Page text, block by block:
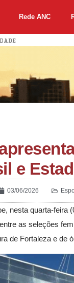
Rede ANC
e
03/06/2026
nesta quarta-feira
as seleções
de Fortaleza e de